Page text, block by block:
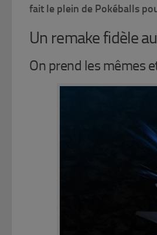
fait le plein de Pokéballs
Un remake fidèle
On prend les mêmes